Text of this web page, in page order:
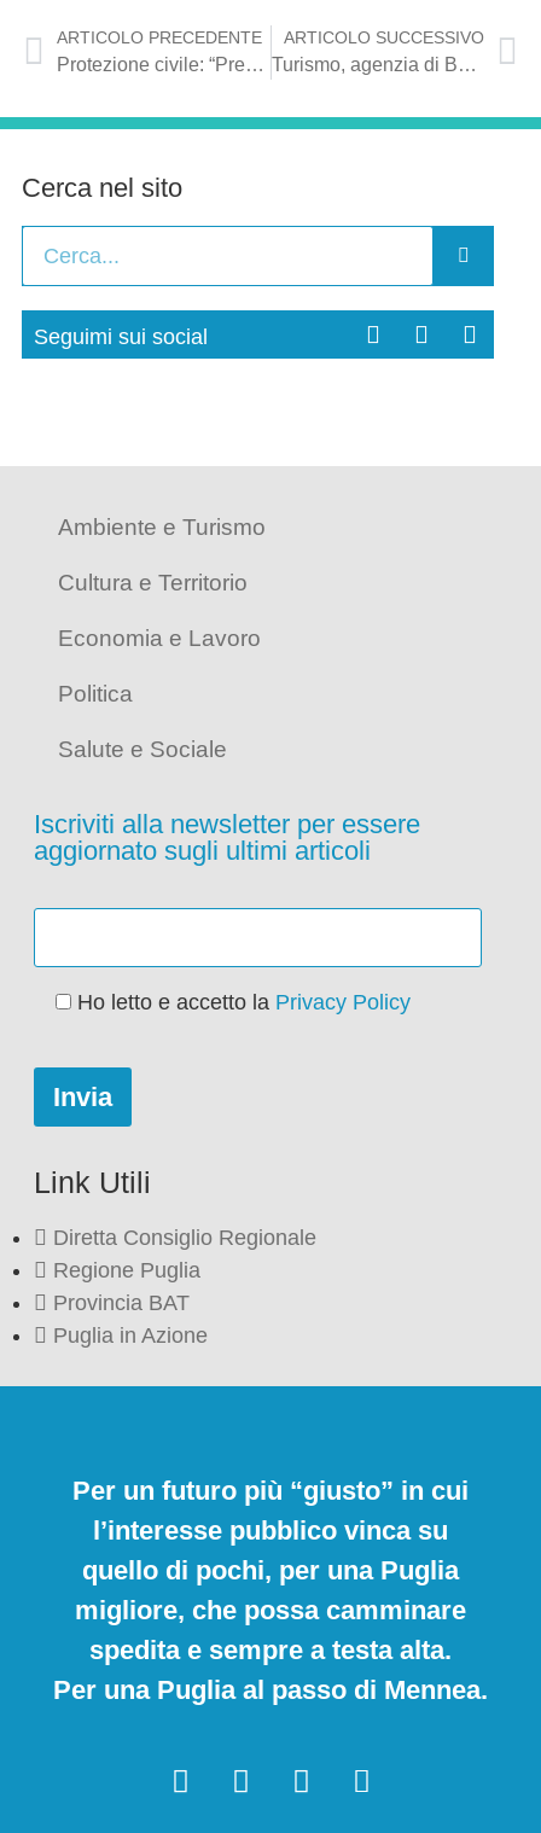
ARTICOLO PRECEDENTE
Protezione civile: “Preveniamo il rischio sul nostro territorio partendo dalle scuole”
ARTICOLO SUCCESSIVO
Turismo, agenzia di Barletta premiata agli Italia Travel Awards: “Così la Puglia cresce”
Cerca nel sito
Seguimi sui social
Ambiente e Turismo
Cultura e Territorio
Economia e Lavoro
Politica
Salute e Sociale
Iscriviti alla newsletter per essere
aggiornato sugli ultimi articoli
Ho letto e accetto la Privacy Policy
Link Utili
Diretta Consiglio Regionale
Regione Puglia
Provincia BAT
Puglia in Azione
Per un futuro più “giusto” in cui
l’interesse pubblico vinca su
quello di pochi, per una Puglia
migliore, che possa camminare
spedita e sempre a testa alta.
Per una Puglia al passo di Mennea.